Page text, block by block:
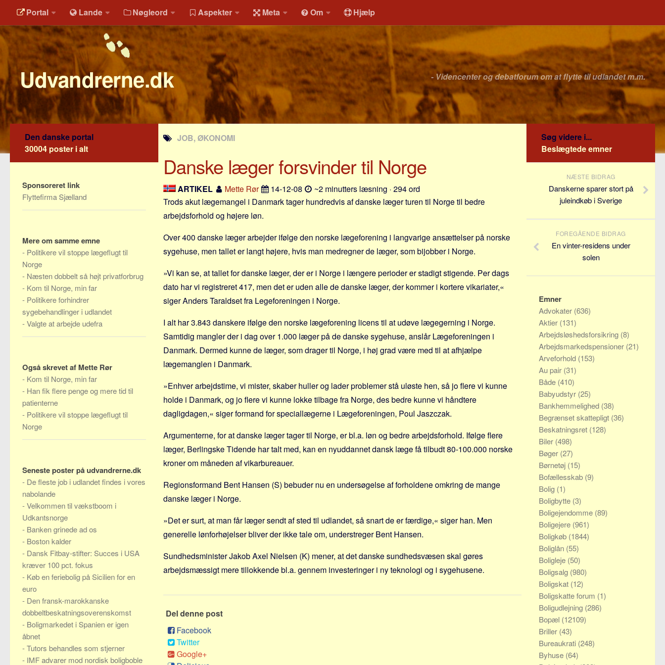
Portal Lande Nøgleord Aspekter Meta Om Hjælp
Udvandrerne.dk - Videncenter og debatforum om at flytte til udlandet m.m.
JOB, ØKONOMI
Danske læger forsvinder til Norge
ARTIKEL Mette Rør 14-12-08
~2 minutters læsning · 294 ord
Trods akut lægemangel i Danmark tager hundredvis af danske læger turen til Norge til bedre
arbejdsforhold og højere løn.
Over 400 danske læger arbejder ifølge den norske lægeforening i langvarige ansættelser på norske
sygehuse, men tallet er langt højere, hvis man medregner de læger, som bijobber i Norge.
»Vi kan se, at tallet for danske læger, der er i Norge i længere perioder er stadigt stigende. Per dags
dato har vi registreret 417, men det er uden alle de danske læger, der kommer i kortere vikariater,«
siger Anders Taraldset fra Legeforeningen i Norge.
I alt har 3.843 danskere ifølge den norske lægeforening licens til at udøve lægegerning i Norge.
Samtidig mangler der i dag over 1.000 læger på de danske sygehuse, anslår Lægeforeningen i
Danmark. Dermed kunne de læger, som drager til Norge, i høj grad være med til at afhjælpe
lægemanglen i Danmark.
»Enhver arbejdstime, vi mister, skaber huller og lader problemer stå uløste hen, så jo flere vi kunne
holde i Danmark, og jo flere vi kunne lokke tilbage fra Norge, des bedre kunne vi håndtere
dagligdagen,« siger formand for speciallægerne i Lægeforeningen, Poul Jaszczak.
Argumenterne, for at danske læger tager til Norge, er bl.a. løn og bedre arbejdsforhold. Ifølge flere
læger, Berlingske Tidende har talt med, kan en nyuddannet dansk læge få tilbudt 80-100.000 norske
kroner om måneden af vikarbureauer.
Regionsformand Bent Hansen (S) bebuder nu en undersøgelse af forholdene omkring de mange
danske læger i Norge.
»Det er surt, at man får læger sendt af sted til udlandet, så snart de er færdige,« siger han. Men
generelle lønforhøjelser bliver der ikke tale om, understreger Bent Hansen.
Sundhedsminister Jakob Axel Nielsen (K) mener, at det danske sundhedsvæsen skal gøres
arbejdsmæssigt mere tillokkende bl.a. gennem investeringer i ny teknologi og i sygehusene.
Del denne post
Facebook
Twitter
Google+
Den danske portal
30004 poster i alt
Sponsoreret link
Flyttefirma Sjælland
Mere om samme emne
- Politikere vil stoppe lægeflugt til
Norge
- Næsten dobbelt så højt privatforbrug
- Kom til Norge, min far
- Politikere forhindrer
sygebehandlinger i udlandet
-Valgte at arbejde udefra
Også skrevet af Mette Rør
- Kom til Norge, min far
- Han fik flere penge og mere tid til
patienterne
- Politikere vil stoppe lægeflugt til
Norge
Seneste poster på udvandrerne.dk
- De fleste job i udlandet findes i vores
nabolande
-Velkommen til vækstboom i
Udkantsnorge
- Banken grinede ad os
- Boston kalder
- Dansk Fitbay-stifter: Succes i USA
kræver 100 pct. fokus
- Køb en feriebolig på Sicilien for en
euro
- Den fransk-marokkanske
dobbeltbeskatningsoverenskomst
- Boligmarkedet i Spanien er igen
åbnet
-Tutors behandles som stjerner
- IMF advarer mod nordisk boligboble
Søg videre i...
Beslægtede emner
NÆSTE BIDRAG
Danskerne sparer stort på
juleindkøb i Sverige
FOREGÅENDE BIDRAG
En vinter-residens under
solen
Emner
Advokater (636)
Aktier (131)
Arbejdsløshedsforsikring (8)
Arbejdsmarkedspensioner (21)
Arveforhold (153)
Au pair (31)
Både (410)
Babyudstyr (25)
Bankhemmelighed (38)
Begrænset skattepligt (36)
Beskatningsret (128)
Biler (498)
Bøger (27)
Børnetøj (15)
Bofællesskab (9)
Bolig (1)
Boligbytte (3)
Boligejendomme (89)
Boligejere (961)
Boligkøb (1844)
Boliglån (55)
Boligleje (50)
Boligsalg (980)
Boligskat (12)
Boligskatte forum (1)
Boligudlejning (286)
Bopæl (12109)
Briller (43)
Bureaukrati (248)
Byhuse (64)